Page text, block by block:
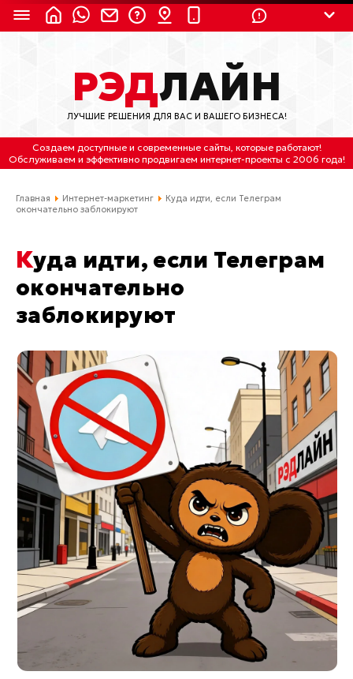
8 (800) 550-9899 (с 2:30 до 11:30 по
Мск)
Бесплатно по России
(4212) 658-653
(4212) 637-673
Отдельный вход \ Левый торец здания
Пн-пт. с 9:30 до 18:30 (по Хбк)
info@lred.ru
РЭДЛАЙН
ЛУЧШИЕ РЕШЕНИЯ ДЛЯ ВАС И ВАШЕГО БИЗНЕСА!
Создаем доступные и современные сайты, которые работают!
Обслуживаем и эффективно продвигаем интернет-проекты с 2006 года!
Главная Интернет-маркетинг
Куда идти, если Телеграм
окончательно заблокируют
Куда идти, если Телеграм
окончательно
заблокируют